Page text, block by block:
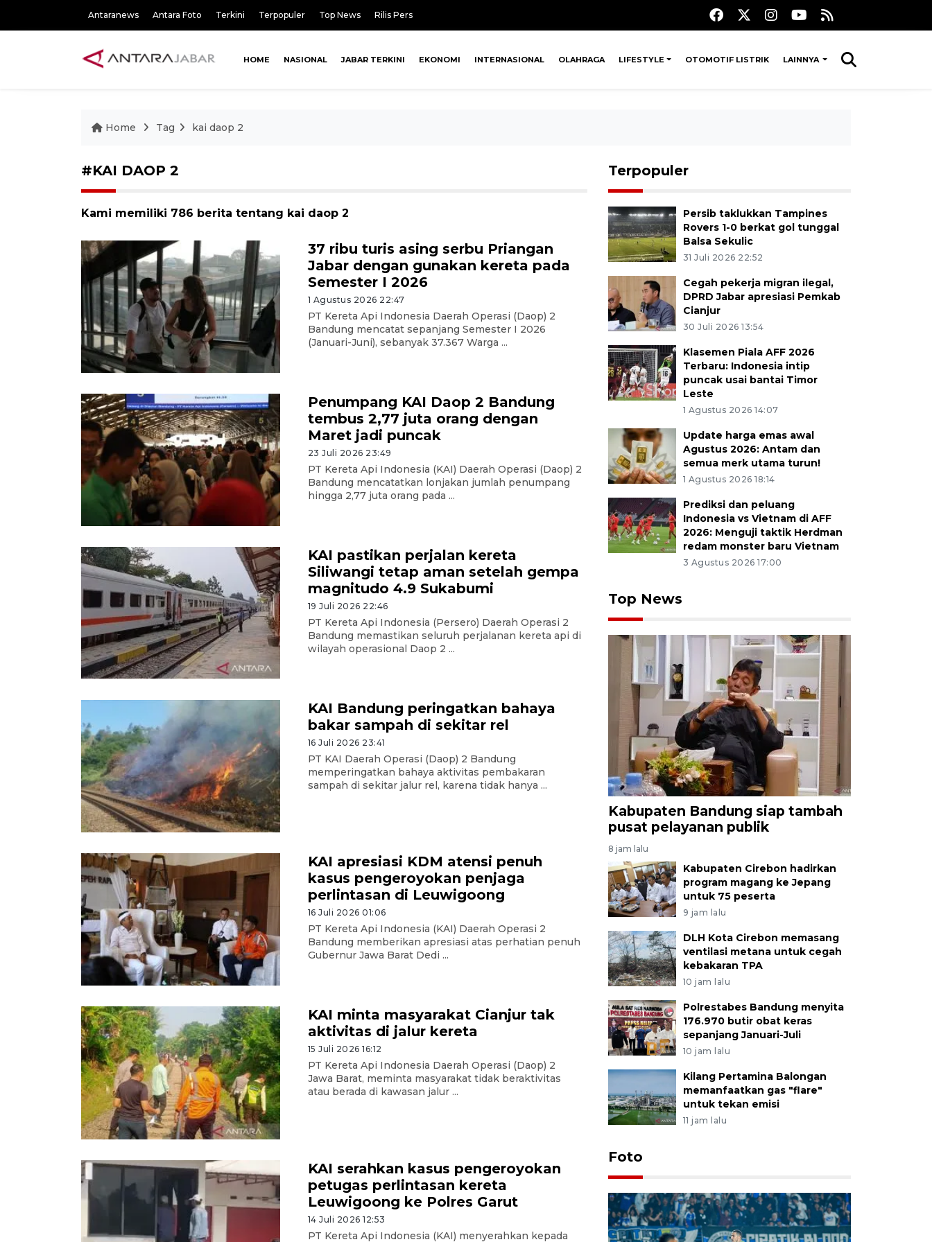
Antaranews Antara Foto Terkini Terpopuler Top News Rilis Pers
HOME NASIONAL JABAR TERKINI EKONOMI INTERNASIONAL OLAHRAGA LIFESTYLE OTOMOTIF LISTRIK LAINNYA
Home Tag kai daop 2
#KAI DAOP 2
Kami memiliki 786 berita tentang kai daop 2
37 ribu turis asing serbu Priangan
Jabar dengan gunakan kereta pada
Semester I 2026
1 Agustus 2026 22:47
PT Kereta Api Indonesia Daerah Operasi (Daop) 2
Bandung mencatat sepanjang Semester I 2026
(Januari-Juni), sebanyak 37.367 Warga ...
Penumpang KAI Daop 2 Bandung
tembus 2,77 juta orang dengan
Maret jadi puncak
23 Juli 2026 23:49
PT Kereta Api Indonesia (KAI) Daerah Operasi (Daop) 2
Bandung mencatatkan lonjakan jumlah penumpang
hingga 2,77 juta orang pada ...
KAI pastikan perjalan kereta
Siliwangi tetap aman setelah gempa
magnitudo 4.9 Sukabumi
19 Juli 2026 22:46
PT Kereta Api Indonesia (Persero) Daerah Operasi 2
Bandung memastikan seluruh perjalanan kereta api di
wilayah operasional Daop 2 ...
KAI Bandung peringatkan bahaya
bakar sampah di sekitar rel
16 Juli 2026 23:41
PT KAI Daerah Operasi (Daop) 2 Bandung
memperingatkan bahaya aktivitas pembakaran
sampah di sekitar jalur rel, karena tidak hanya ...
KAI apresiasi KDM atensi penuh
kasus pengeroyokan penjaga
perlintasan di Leuwigoong
16 Juli 2026 01:06
PT Kereta Api Indonesia (KAI) Daerah Operasi 2
Bandung memberikan apresiasi atas perhatian penuh
Gubernur Jawa Barat Dedi ...
KAI minta masyarakat Cianjur tak
aktivitas di jalur kereta
15 Juli 2026 16:12
PT Kereta Api Indonesia Daerah Operasi (Daop) 2
Jawa Barat, meminta masyarakat tidak beraktivitas
atau berada di kawasan jalur ...
KAI serahkan kasus pengeroyokan
petugas perlintasan kereta
Leuwigoong ke Polres Garut
14 Juli 2026 12:53
PT Kereta Api Indonesia (KAI) menyerahkan kepada
Terpopuler
Persib taklukkan Tampines
Rovers 1-0 berkat gol tunggal
Balsa Sekulic
31 Juli 2026 22:52
Cegah pekerja migran ilegal,
DPRD Jabar apresiasi Pemkab
Cianjur
30 Juli 2026 13:54
Klasemen Piala AFF 2026
Terbaru: Indonesia intip
puncak usai bantai Timor
Leste
1 Agustus 2026 14:07
Update harga emas awal
Agustus 2026: Antam dan
semua merk utama turun!
1 Agustus 2026 18:14
Prediksi dan peluang
Indonesia vs Vietnam di AFF
2026: Menguji taktik Herdman
redam monster baru Vietnam
3 Agustus 2026 17:00
Top News
Kabupaten Bandung siap tambah
pusat pelayanan publik
8 jam lalu
Kabupaten Cirebon hadirkan
program magang ke Jepang
untuk 75 peserta
9 jam lalu
DLH Kota Cirebon memasang
ventilasi metana untuk cegah
kebakaran TPA
10 jam lalu
Polrestabes Bandung menyita
176.970 butir obat keras
sepanjang Januari-Juli
10 jam lalu
Kilang Pertamina Balongan
memanfaatkan gas "flare"
untuk tekan emisi
11 jam lalu
Foto